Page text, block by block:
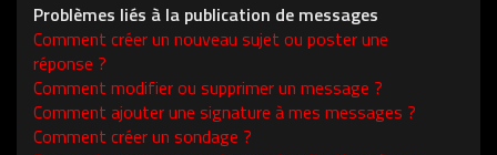
Problèmes liés à la publication de messages
Comment créer un nouveau sujet ou poster une
réponse ?
Comment modifier ou supprimer un message ?
Comment ajouter une signature à mes messages ?
Comment créer un sondage ?